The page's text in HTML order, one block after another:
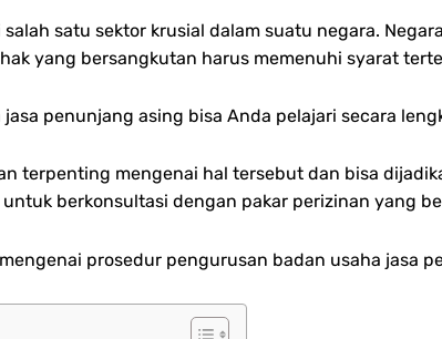
satu sektor krusial dalam suatu negara.
yang bersangkutan harus memenuhi syarat
penunjang asing bisa Anda pelajari secara
terpenting mengenai hal tersebut dan bisa
berkonsultasi dengan pakar perizinan yang
prosedur pengurusan badan usaha jasa